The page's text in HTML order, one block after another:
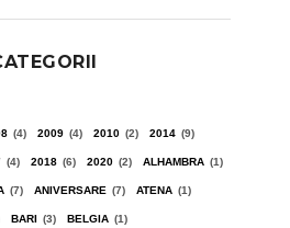
(4) 2009 (4) 2010 (2) 2014 (9)
(4) 2018 (6) 2020 (2) ALHAMBRA (1)
(7) ANIVERSARE (7) ATENA (1)
BARI (3) BELGIA (1)